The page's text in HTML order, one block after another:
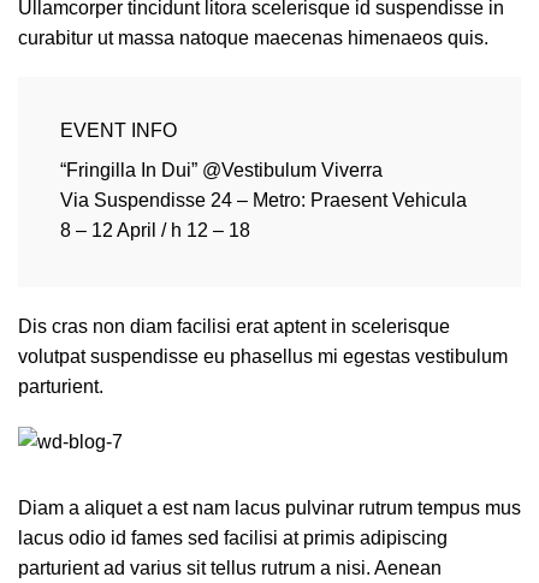
Ullamcorper tincidunt litora scelerisque id suspendisse in
curabitur ut massa natoque maecenas himenaeos quis.
EVENT INFO
“Fringilla In Dui” @Vestibulum Viverra
Via Suspendisse 24 – Metro: Praesent Vehicula
8 – 12 April / h 12 – 18
Dis cras non diam facilisi erat aptent in scelerisque
volutpat suspendisse eu phasellus mi egestas vestibulum
parturient.
Diam a aliquet a est nam lacus pulvinar rutrum tempus mus
lacus odio id fames sed facilisi at primis adipiscing
parturient ad varius sit tellus rutrum a nisi. Aenean